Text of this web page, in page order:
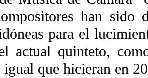
han
para el
actual quinteto,
igual que hicieran en